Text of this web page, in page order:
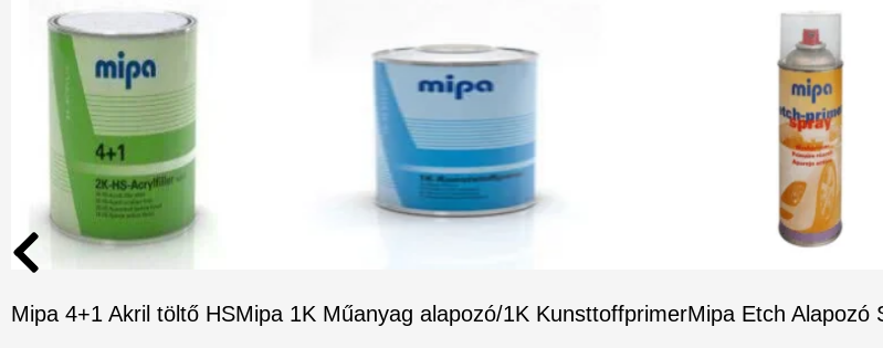
Mipa 4+1 Akril töltő HSMipa 1K Műanyag alapozó/1K KunsttoffprimerMipa Etch Alapozó